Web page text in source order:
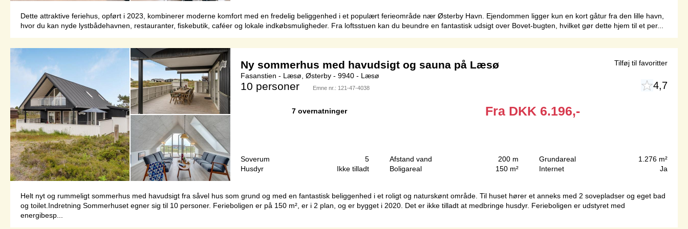
Dette attraktive feriehus, opført i 2023, kombinerer moderne komfort med en fredelig beliggenhed i et populært ferieområde nær Østerby Havn. Ejendommen ligger kun en kort gåtur fra den lille havn,
hvor du kan nyde lystbådehavnen, restauranter, fiskebutik, caféer og lokale indkøbsmuligheder. Fra loftsstuen kan du beundre en fantastisk udsigt over Bovet-bugten, hvilket gør dette hjem til et per...
Ny sommerhus med havudsigt og sauna på Læsø
Fasanstien - Læsø, Østerby - 9940 - Læsø
10 personer Emne nr.: 121-47-4038 4,7
7 overnatninger Fra DKK 6.196,-
Soverum
5
Husdyr
Ikke tilladt
Afstand vand
200 m
Boligareal
150 m²
Grundareal
1.276 m²
Internet
Ja
Helt nyt og rummeligt sommerhus med havudsigt fra såvel hus som grund og med en fantastisk beliggenhed i et roligt og naturskønt område. Til huset hører et anneks med 2 sovepladser og eget bad
og toilet.Indretning Sommerhuset egner sig til 10 personer. Ferieboligen er på 150 m², er i 2 plan, og er bygget i 2020. Det er ikke tilladt at medbringe husdyr. Ferieboligen er udstyret med
energibesp...
Tilføj til favoritter